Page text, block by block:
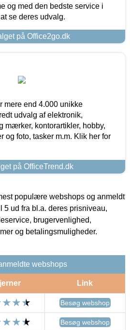
og med den bedste service i
se deres udvalg.
på Office2go.dk
mere end 4.000 unikke
udvalg af elektronik,
mærker, kontorartikler, hobby,
og foto, tasker m.m. Klik her for
på OfficeTrend.dk
populære webshops og anmeldt
5 ud fra bl.a. deres prisniveau,
brugervenlighed,
og betalingsmuligheder.
webshops
Link
Besøg webshop
Besøg webshop